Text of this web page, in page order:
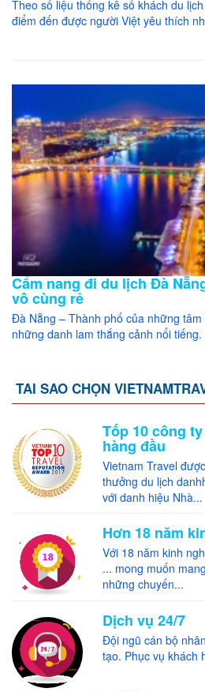
Theo số liệu thống kê số khách du
điểm đến được người Việt yêu thích
Cẩm nang đi du lịch Đà
vô cùng rẻ
Đà Nẵng – Thành phố của những
những danh lam thắng cảnh nổi tiếng.
TAI SAO CHỌN
Tốp 10 công
hàng đầu
Vietnam Travel
thưởng du lịch
với danh hiệu Nhà...
Hơn 18 năm
Với 18 năm kinh
... mong muốn
những chuyến...
Dịch vụ 24/7
Đội ngũ cán bộ
tạo. Phục vụ khách